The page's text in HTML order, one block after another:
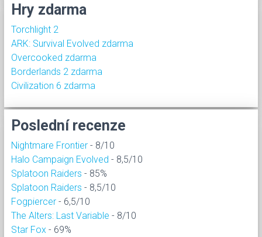
Hry zdarma
Torchlight 2
ARK: Survival Evolved zdarma
Overcooked zdarma
Borderlands 2 zdarma
Civilization 6 zdarma
Poslední recenze
Nightmare Frontier - 8/10
Halo Campaign Evolved - 8,5/10
Splatoon Raiders - 85%
Splatoon Raiders - 8,5/10
Fogpiercer - 6,5/10
The Alters: Last Variable - 8/10
Star Fox - 69%